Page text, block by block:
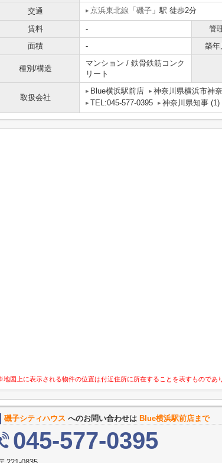
交通
京浜東北線 「 磯子 」駅 徒歩2分
賃料 - 管
面積
- 築年
種別/構造
マンション / 鉄骨鉄筋コンク
リート
取扱会社
Blue横浜駅前店
神奈川県横浜市神
TEL:045-577-0395
神奈川県知事 (1)
地図上に表示される物件の位置は付近住所に所在することを表すものであ
磯子シティハウス へのお問い合わせは Blue横浜駅前店まで
045-577-0395